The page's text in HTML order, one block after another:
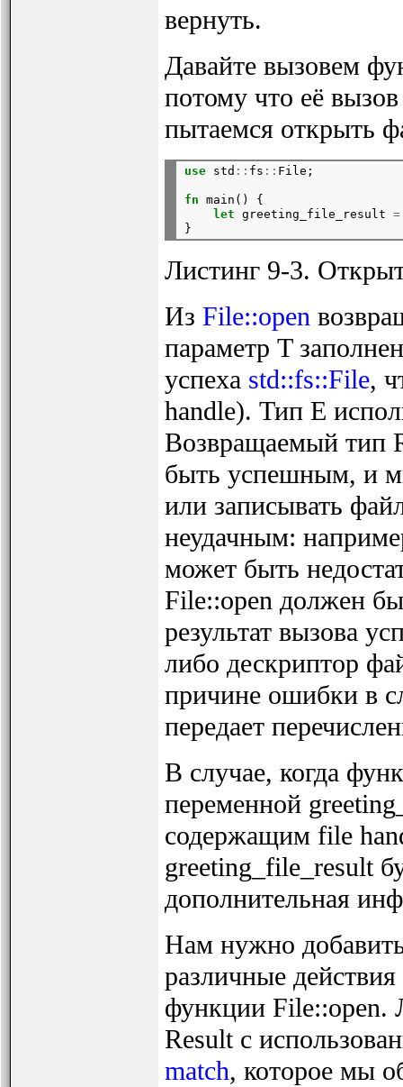
вернуть.
Давайте вызовем
потому что её
пытаемся открыть
use std :: fs :: File;
fn main() {
let greeting_file_result =
Листинг 9-3.
Из File::open
параметр T
успеха std::fs::File,
handle). Тип E
Возвращаемый тип
быть успешным, и
или записывать
неудачным:
может быть
File::open должен
результат вызова
либо дескриптор
причине ошибки в
передает
В случае, когда
переменной
содержащим file
greeting_file_result
дополнительная
Нам нужно
различные действия
функции File::open.
Result с
match, которое мы